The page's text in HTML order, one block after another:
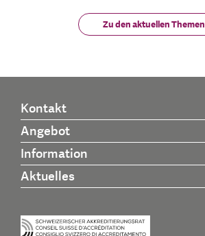
Zu den aktuellen Themen
Kontakt
Angebot
Information
Aktuelles